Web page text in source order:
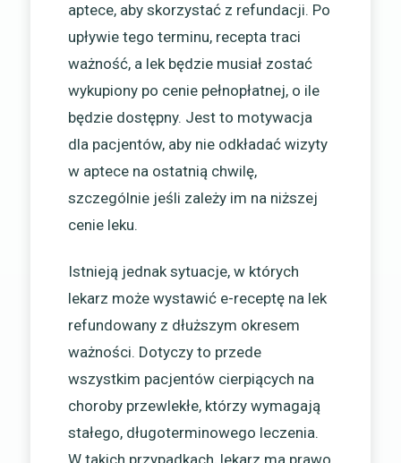
aptece, aby skorzystać z refundacji. Po
upływie tego terminu, recepta traci
ważność, a lek będzie musiał zostać
wykupiony po cenie pełnopłatnej, o ile
będzie dostępny. Jest to motywacja
dla pacjentów, aby nie odkładać wizyty
w aptece na ostatnią chwilę,
szczególnie jeśli zależy im na niższej
cenie leku.
Istnieją jednak sytuacje, w których
lekarz może wystawić e-receptę na lek
refundowany z dłuższym okresem
ważności. Dotyczy to przede
wszystkim pacjentów cierpiących na
choroby przewlekłe, którzy wymagają
stałego, długoterminowego leczenia.